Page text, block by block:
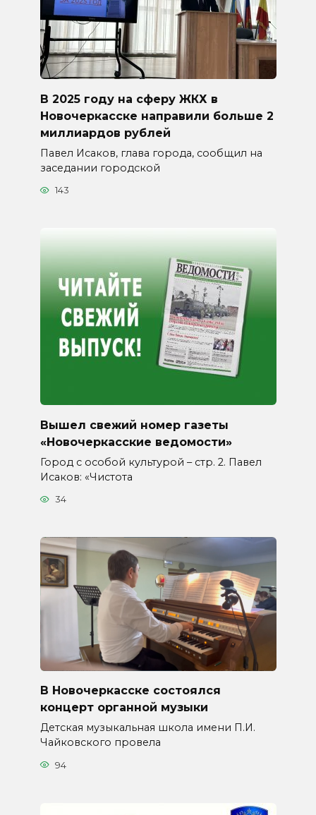
В 2025 году на сферу ЖКХ в
Новочеркасске направили больше 2
миллиардов рублей
Павел Исаков, глава города, сообщил на
заседании городской
143
Вышел свежий номер газеты
«Новочеркасские ведомости»
Город с особой культурой – стр. 2. Павел
Исаков: «Чистота
34
В Новочеркасске состоялся
концерт органной музыки
Детская музыкальная школа имени П.И.
Чайковского провела
94